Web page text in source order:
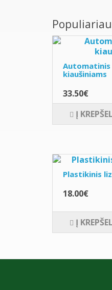
Automatinis
kiaušiniams
33.50€
Į
Plastikinis
18.00€
Į